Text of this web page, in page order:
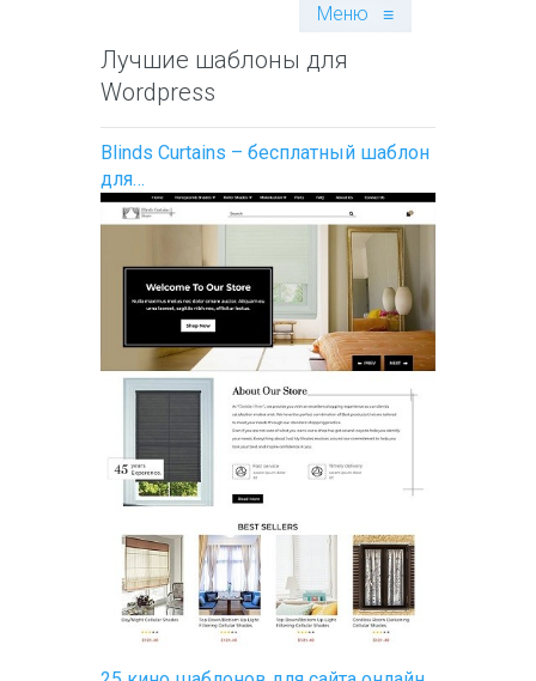
Меню ≡
Лучшие шаблоны для
Wordpress
Blinds Curtains – бесплатный шаблон
для…